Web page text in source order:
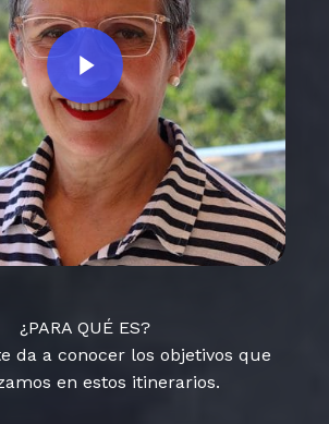
Play Video
¿PARA QUÉ ES?
da a conocer los objetivos que
en estos itinerarios.